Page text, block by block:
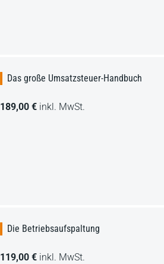
Das große Umsatzsteuer-Handbuch
189,00 € inkl. MwSt.
Die Betriebsaufspaltung
119,00 € inkl. MwSt.